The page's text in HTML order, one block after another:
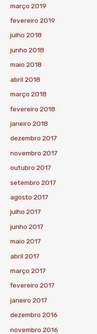
março 2019
fevereiro 2019
julho 2018
junho 2018
maio 2018
abril 2018
março 2018
fevereiro 2018
janeiro 2018
dezembro 2017
novembro 2017
outubro 2017
setembro 2017
agosto 2017
julho 2017
junho 2017
maio 2017
abril 2017
março 2017
fevereiro 2017
janeiro 2017
dezembro 2016
novembro 2016